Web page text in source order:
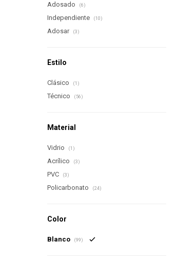
Adosado (6)
Independiente (10)
Adosar (3)
Estilo
Clásico (1)
Técnico (56)
Material
Vidrio (1)
Acrílico (3)
PVC (3)
Policarbonato (24)
Color
Blanco (99)